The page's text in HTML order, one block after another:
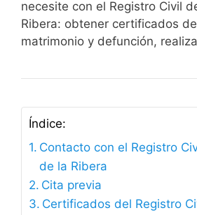
necesite con el Registro Civil
Ribera: obtener certificados
matrimonio y defunción,
Índice:
Contacto con el Registro
de la Ribera
Cita previa
Certificados del Registro